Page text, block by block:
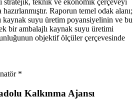
Raporun temel odak alanı;
kaynak suyu üretim poyansiyelinin ve bu
bir ambalajlı kaynak suyu üretimi
objektif ölçüler çerçevesinde
*
Kalkınma Ajansı